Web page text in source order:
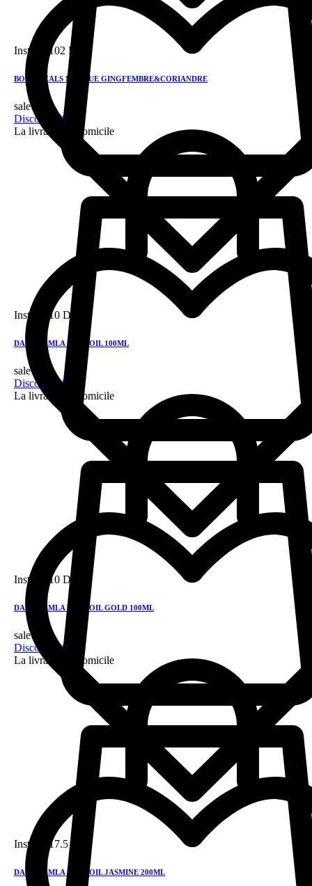
Instock 102 DH
BOTANICALS MASQUE GINGFEMBRE&CORIANDRE
sale!
Discount 28%
La livraison a domicile
Instock 10 DH
DABUR AMLA HAIR OIL 100ML
sale!
Discount 28%
La livraison a domicile
Instock 10 DH
DABUR AMLA HAIR OIL GOLD 100ML
sale!
Discount 28%
La livraison a domicile
Instock 17.5 DH
DABUR AMLA HAIR OIL JASMINE 200ML